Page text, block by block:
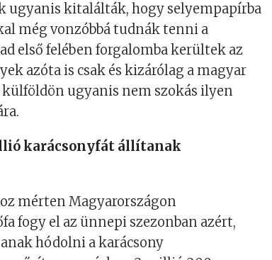
ugyanis kitalálták, hogy selyempapírba
még vonzóbbá tudnák tenni a
első felében forgalomba kerültek az
azóta is csak és kizárólag a magyar
ugyanis nem szokás ilyen
karácsonyfát állítanak
mérten Magyarországon
fogy el az ünnepi szezonban azért,
hódolni a karácsony